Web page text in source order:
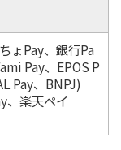
ょPay、銀行Pa
Pay、EPOS P
Pay、BNPJ)
、楽天ペイ